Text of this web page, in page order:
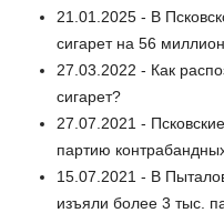
21.01.2025 - В
сигарет на 56
27.03.2022 - Как
сигарет?
27.07.2021 -
партию
15.07.2021 - В
изъяли более 3 тыс.